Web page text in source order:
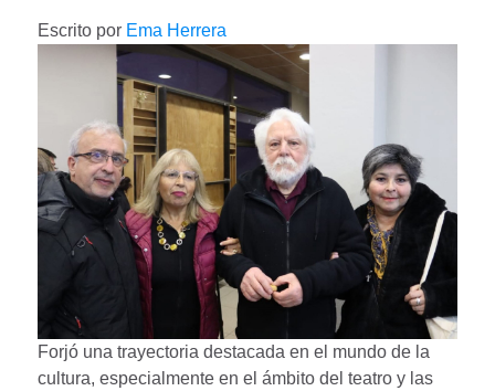
Escrito por Ema Herrera
Forjó una trayectoria destacada en el mundo de la
cultura, especialmente en el ámbito del teatro y las